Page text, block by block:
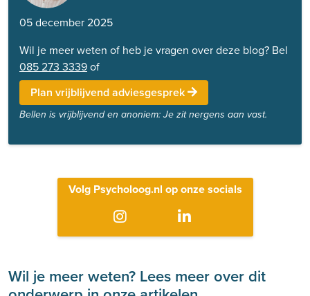
05 december 2025
Wil je meer weten of heb je vragen over deze blog? Bel
085 273 3339of
Plan vrijblijvend adviesgesprek
Bellen is vrijblijvend en anoniem: Je zit nergens aan vast.
Volg Psycholoog.nl op onze socials
Wil je meer weten? Lees meer over dit